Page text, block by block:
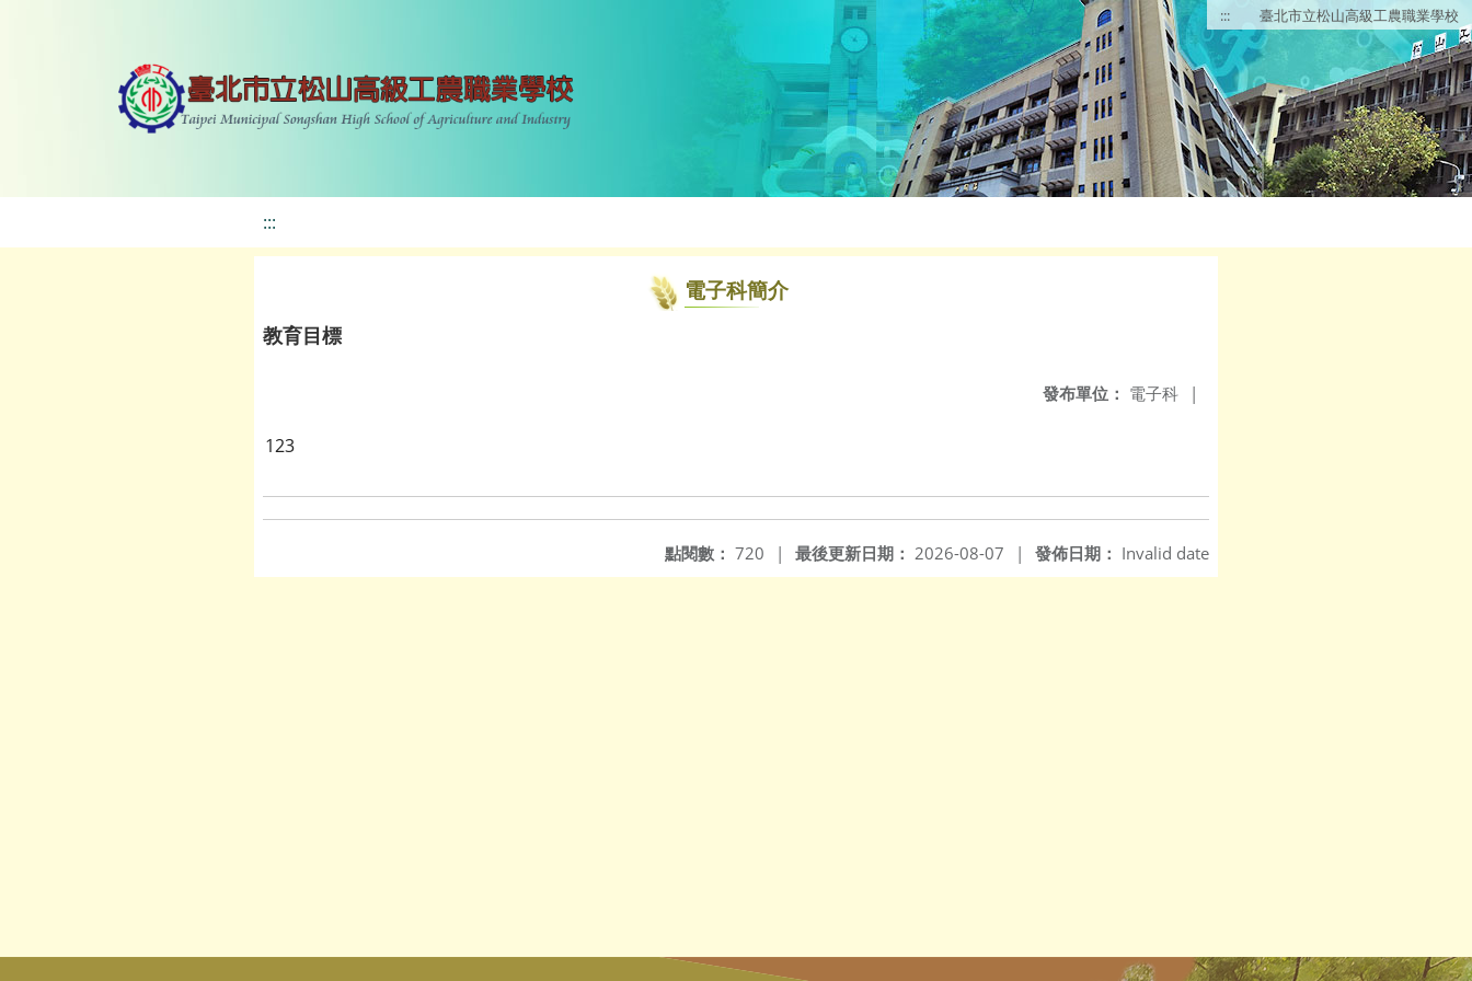
::: 臺北市立松山高級工農職業學校
:::
電子科簡介
教育目標
發布單位： 電子科 |
123
發佈日期： Invalid date
最後更新日期： 2026-08-07 |
點閱數： 720 |